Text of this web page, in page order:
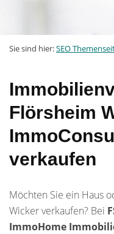
Sie sind hier:SEO
Flörsheim
verkaufen
Möchten Sie ein Haus
Wicker verkaufen? Bei
ImmoHome